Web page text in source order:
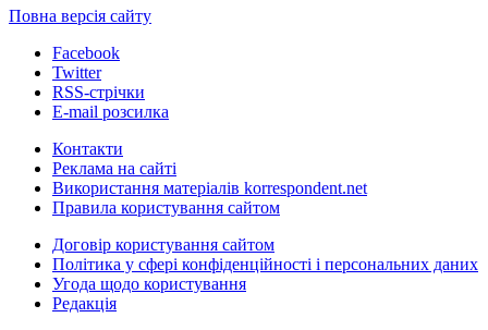
Повна версія сайту
Facebook
Twitter
RSS-стрічки
E-mail розсилка
Контакти
Реклама на сайті
Використання матеріалів korrespondent.net
Правила користування сайтом
Договір користування сайтом
Політика у сфері конфіденційності і персональних даних
Угода щодо користування
Редакція